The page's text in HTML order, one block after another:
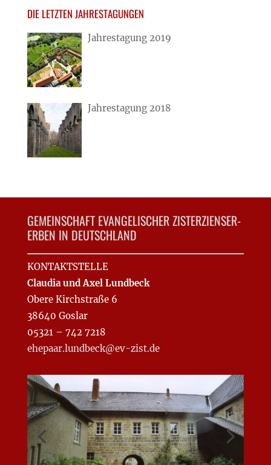
DIE LETZTEN JAHRESTAGUNGEN
Jahrestagung 2019
Jahrestagung 2018
GEMEINSCHAFT EVANGELISCHER ZISTERZIENSER-
ERBEN IN DEUTSCHLAND
KONTAKTSTELLE
Claudia und Axel Lundbeck
Obere Kirchstraße 6
38640 Goslar
05321 – 742 7218
ehepaar.lundbeck@ev-zist.de